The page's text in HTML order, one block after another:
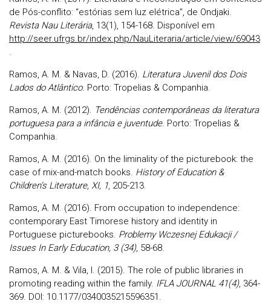
de Pós-conflito: “estórias sem luz elétrica”, de Ondjaki.
Revista Nau Literária, 13(1), 154-168. Disponível em
http://seer.ufrgs.br/index.php/NauLiteraria/article/view/69043
.
Ramos, A. M. & Navas, D. (2016). Literatura Juvenil dos Dois
Lados do Atlântico. Porto: Tropelias & Companhia.
Ramos, A. M. (2012). Tendências contemporâneas da literatura
portuguesa para a infância e juventude. Porto: Tropelias &
Companhia.
Ramos, A. M. (2016). On the liminality of the picturebook: the
case of mix-and-match books. History of Education &
Children’s Literature, XI, 1, 205-213.
Ramos, A. M. (2016). From occupation to independence:
contemporary East Timorese history and identity in
Portuguese picturebooks. Problemy Wczesnej Edukacji /
Issues In Early Education, 3 (34), 58-68.
Ramos, A. M. & Vila, I. (2015). The role of public libraries in
promoting reading within the family. IFLA JOURNAL 41(4), 364-
369. DOI: 10.1177/0340035215596351.